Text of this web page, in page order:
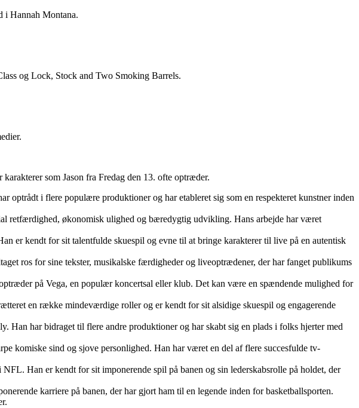
i Hannah Montana.
og Lock, Stock and Two Smoking Barrels.
som Jason fra Fredag den 13. ofte optræder.
optrådt i flere populære produktioner og har etableret sig som en respekteret kunstner inden
retfærdighed, økonomisk ulighed og bæredygtig udvikling. Hans arbejde har været
er kendt for sit talentfulde skuespil og evne til at bringe karakterer til live på en autentisk
ros for sine tekster, musikalske færdigheder og liveoptrædener, der har fanget publikums
på Vega, en populær koncertsal eller klub. Det kan være en spændende mulighed for
en række mindeværdige roller og er kendt for sit alsidige skuespil og engagerende
Han har bidraget til flere andre produktioner og har skabt sig en plads i folks hjerter med
komiske sind og sjove personlighed. Han har været en del af flere succesfulde tv-
Han er kendt for sit imponerende spil på banen og sin lederskabsrolle på holdet, der
karriere på banen, der har gjort ham til en legende inden for basketballsporten.